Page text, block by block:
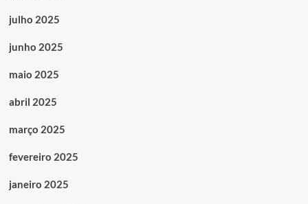
julho 2025
junho 2025
maio 2025
abril 2025
março 2025
fevereiro 2025
janeiro 2025